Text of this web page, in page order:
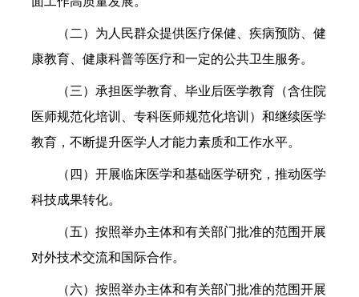
（二）为人民群众提供医疗保健、疾病预防、健
康教育、健康科普等医疗和一定的公共卫生服务。
（三）承担医学教育、毕业后医学教育（含住院
医师规范化培训、专科医师规范化培训）和继续医学
教育，不断提升医学人才能力素质和工作水平。
（四）开展临床医学和基础医学研究，推动医学
科技成果转化。
（五）按照举办主体和有关部门批准的范围开展
对外技术交流和国际合作。
（六）按照举办主体和有关部门批准的范围开展